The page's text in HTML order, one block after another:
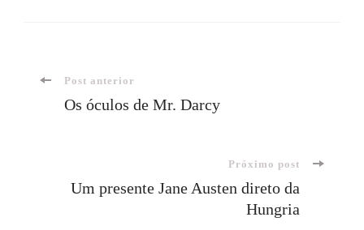
Navegação
post
Post anterior
Os óculos de Mr. Darcy
Próximo post
Um presente Jane Austen direto da
Hungria